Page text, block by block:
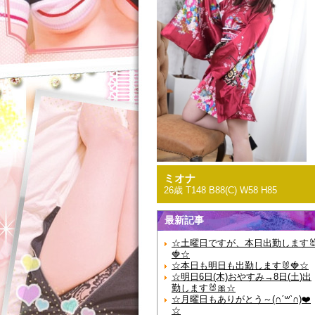
ミオナ
26歳 T148 B88(C) W58 H85
最新記事
☆土曜日ですが、本日出勤します
🍓☆
☆本日も明日も出勤します🐰🍓☆
☆明日6日(木)おやすみ→8日(土)出
勤します🐰🎀☆
☆月曜日もありがとう～(∩ˊ꒳​ˋ∩)❤️
☆